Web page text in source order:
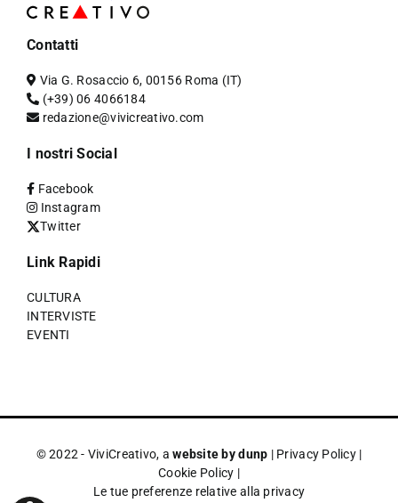
Contatti
Via G. Rosaccio 6, 00156 Roma (IT)
(+39) 06 4066184
redazione@vivicreativo.com
I nostri Social
Facebook
Instagram
Twitter
Link Rapidi
CULTURA
INTERVISTE
EVENTI
© 2022 - ViviCreativo, awebsite by dunp | Privacy Policy|
Cookie Policy |
Le tue preferenze relative alla privacy